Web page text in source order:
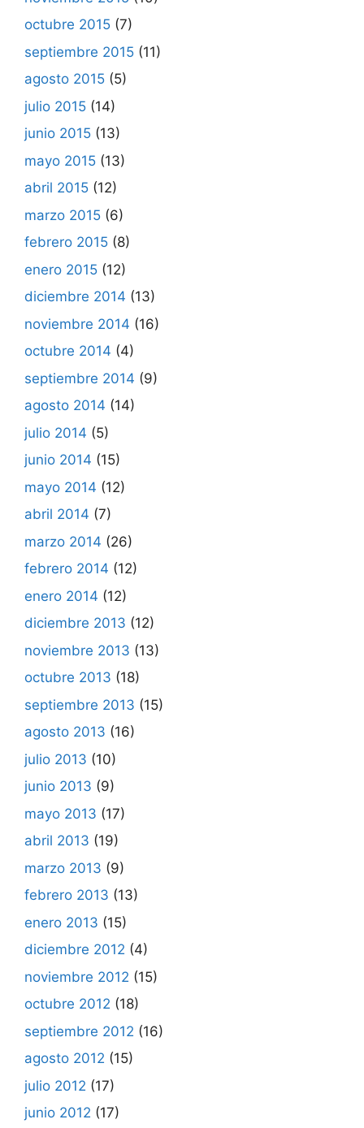
octubre 2015 (7)
septiembre 2015 (11)
agosto 2015 (5)
julio 2015 (14)
junio 2015 (13)
mayo 2015 (13)
abril 2015 (12)
marzo 2015 (6)
febrero 2015 (8)
enero 2015 (12)
diciembre 2014 (13)
noviembre 2014 (16)
octubre 2014 (4)
septiembre 2014 (9)
agosto 2014 (14)
julio 2014 (5)
junio 2014 (15)
mayo 2014 (12)
abril 2014 (7)
marzo 2014 (26)
febrero 2014 (12)
enero 2014 (12)
diciembre 2013 (12)
noviembre 2013 (13)
octubre 2013 (18)
septiembre 2013 (15)
agosto 2013 (16)
julio 2013 (10)
junio 2013 (9)
mayo 2013 (17)
abril 2013 (19)
marzo 2013 (9)
febrero 2013 (13)
enero 2013 (15)
diciembre 2012 (4)
noviembre 2012 (15)
octubre 2012 (18)
septiembre 2012 (16)
agosto 2012 (15)
julio 2012 (17)
junio 2012 (17)